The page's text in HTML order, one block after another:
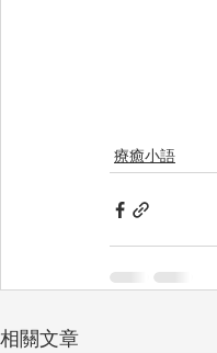
療癒小語
相關文章